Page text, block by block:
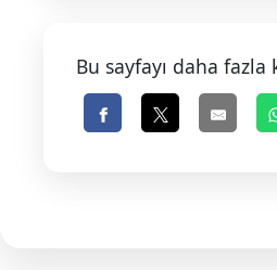
Bu sayfayı daha fazla